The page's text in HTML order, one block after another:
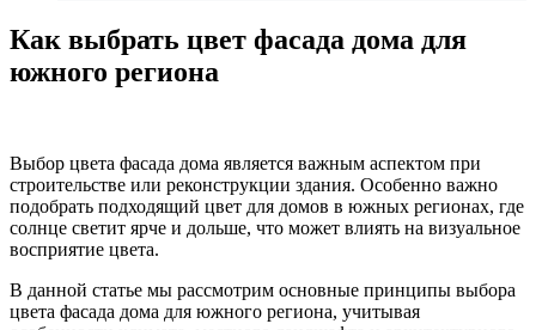
Как выбрать цвет фасада дома для
южного региона
Выбор цвета фасада дома является важным аспектом при
строительстве или реконструкции здания. Особенно важно
подобрать подходящий цвет для домов в южных регионах, где
солнце светит ярче и дольше, что может влиять на визуальное
восприятие цвета.
В данной статье мы рассмотрим основные принципы выбора
цвета фасада дома для южного региона, учитывая